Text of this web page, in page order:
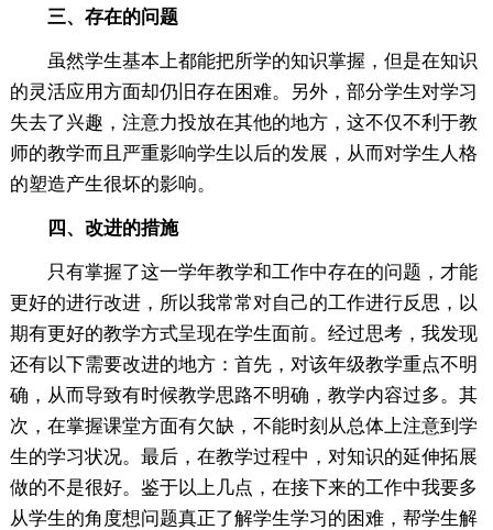
三、存在的问题
虽然学生基本上都能把所学的知识掌握，但是在知识
的灵活应用方面却仍旧存在困难。另外，部分学生对学习
失去了兴趣，注意力投放在其他的地方，这不仅不利于教
师的教学而且严重影响学生以后的发展，从而对学生人格
的塑造产生很坏的影响。
四、改进的措施
只有掌握了这一学年教学和工作中存在的问题，才能
更好的进行改进，所以我常常对自己的工作进行反思，以
期有更好的教学方式呈现在学生面前。经过思考，我发现
还有以下需要改进的地方：首先，对该年级教学重点不明
确，从而导致有时候教学思路不明确，教学内容过多。其
次，在掌握课堂方面有欠缺，不能时刻从总体上注意到学
生的学习状况。最后，在教学过程中，对知识的延伸拓展
做的不是很好。鉴于以上几点，在接下来的工作中我要多
从学生的角度想问题真正了解学生学习的困难，帮学生解